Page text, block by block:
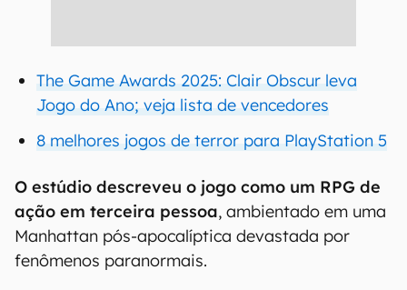
The Game Awards 2025: Clair Obscur leva
Jogo do Ano; veja lista de vencedores
8 melhores jogos de terror para PlayStation 5
O estúdio descreveu o jogo como um RPG de
ação em terceira pessoa, ambientado em uma
Manhattan pós-apocalíptica devastada por
fenômenos paranormais.